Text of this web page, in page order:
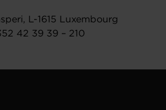
L-1615 Luxembourg
42 39 39 – 210